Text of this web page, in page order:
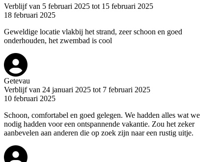
Verblijf van 5 februari 2025 tot 15 februari 2025
18 februari 2025
Geweldige locatie vlakbij het strand, zeer schoon en goed
onderhouden, het zwembad is cool
Getevau
Verblijf van 24 januari 2025 tot 7 februari 2025
10 februari 2025
Schoon, comfortabel en goed gelegen. We hadden alles wat we
nodig hadden voor een ontspannende vakantie. Zou het zeker
aanbevelen aan anderen die op zoek zijn naar een rustig uitje.